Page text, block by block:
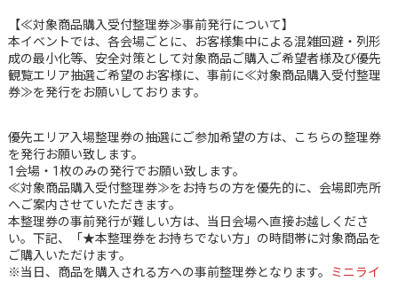
【≪対象商品購入受付整理券≫事前発行について】
本イベントでは、各会場ごとに、お客様集中による混雑回避・列形
成の最小化等、安全対策として対象商品ご購入ご希望者様及び優先
観覧エリア抽選ご希望のお客様に、事前に≪対象商品購入受付整理
券≫を発行をお願いしております。
優先エリア入場整理券の抽選にご参加希望の方は、こちらの整理券
を発行お願い致します。
1会場・1枚のみの発行でお願い致します。
≪対象商品購入受付整理券≫をお持ちの方を優先的に、会場即売所
へご案内させていただきます。
本整理券の事前発行が難しい方は、当日会場へ直接お越しくださ
い。下記、「★本整理券をお持ちでない方」の時間帯に対象商品を
ご購入いただけます。
※当日、商品を購入される方への事前整理券となります。
ミニライ